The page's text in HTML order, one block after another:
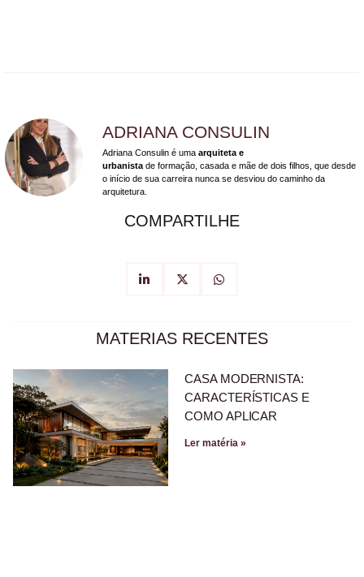
ADRIANA CONSULIN
Adriana Consulin é uma arquiteta e
urbanista de formação, casada e mãe de dois filhos, que desde
o início de sua carreira nunca se desviou do caminho da
arquitetura.
COMPARTILHE
MATERIAS RECENTES
CASA MODERNISTA:
CARACTERÍSTICAS E
COMO APLICAR
Ler matéria »